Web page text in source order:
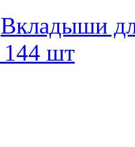
Вкладыши
144 шт